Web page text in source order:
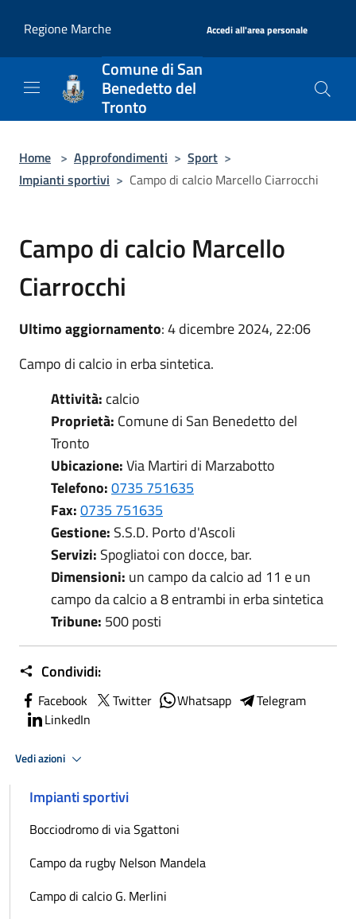
Regione Marche
Accedi all'area personale
Comune di San
Benedetto del
Tronto
Home > Approfondimenti > Sport >
Impianti sportivi > Campo di calcio Marcello Ciarrocchi
Campo di calcio Marcello
Ciarrocchi
Ultimo aggiornamento: 4 dicembre 2024, 22:06
Campo di calcio in erba sintetica.
Attività: calcio
Proprietà: Comune di San Benedetto del
Tronto
Ubicazione:Via Martiri di Marzabotto
Telefono:0735 751635
Fax:0735 751635
Gestione: S.S.D. Porto d'Ascoli
Servizi: Spogliatoi con docce, bar.
Dimensioni: un campo da calcio ad 11 e un
campo da calcio a 8 entrambi in erba sintetica
Tribune: 500 posti
Condividi:
Facebook Twitter Whatsapp
Telegram
LinkedIn
Vedi azioni
Impianti sportivi
Bocciodromo di via Sgattoni
Campo da rugby Nelson Mandela
Campo di calcio G. Merlini